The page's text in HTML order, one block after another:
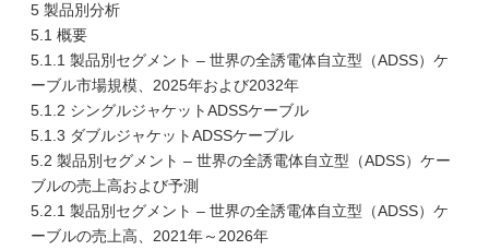
5 製品別分析
5.1 概要
5.1.1 製品別セグメント – 世界の全誘電体自立型（ADSS）ケ
ーブル市場規模、2025年および2032年
5.1.2 シングルジャケットADSSケーブル
5.1.3 ダブルジャケットADSSケーブル
5.2 製品別セグメント – 世界の全誘電体自立型（ADSS）ケー
ブルの売上高および予測
5.2.1 製品別セグメント – 世界の全誘電体自立型（ADSS）ケ
ーブルの売上高、2021年～2026年